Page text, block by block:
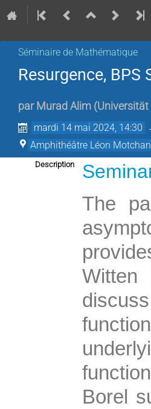
Séminaire de Mathématique
Resurgence,
par Murad Alim (
mardi 14 mai 2024, 14:30
Amphithéâtre Léon
Description
The
Witten
Borel